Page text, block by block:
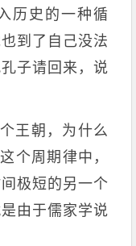
历史的一种循
到了自己没法
子请回来，说
王朝，为什么
个周期律中，
极短的另一个
由于儒家学说